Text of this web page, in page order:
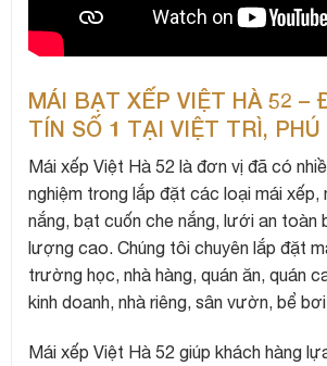
MÁI BẠT XẾP VIỆT HÀ 52 –
TÍN SỐ 1 TẠI VIỆT TRÌ, PHÚ
Mái xếp Việt Hà 52 là đơn vị đã có
nghiệm trong lắp đặt các loại mái xếp,
nắng, bạt cuốn che nắng, lưới an
lượng cao. Chúng tôi chuyên lắp đặt
trường học, nhà hàng, quán ăn, quán
kinh doanh, nhà riêng, sân vườn, bể
Mái xếp Việt Hà 52 giúp khách hàng